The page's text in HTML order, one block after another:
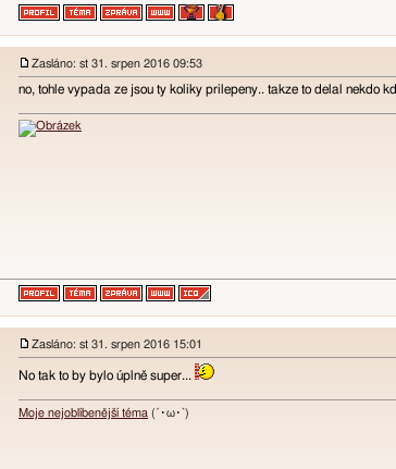
Zasláno: st 31. srpen 2016 09:53
no, tohle vypada ze jsou ty koliky prilepeny.. takze to delal nekdo
Zasláno: st 31. srpen 2016 15:01
No tak to by bylo úplně super...
Moje nejoblíbenější téma (´･ω･`)